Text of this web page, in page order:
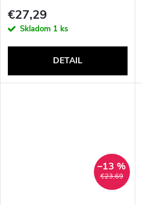
€27,29
Skladom 1 ks
DETAIL
€23,69
–13 %